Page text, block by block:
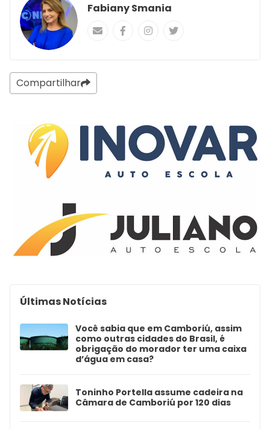
Fabiany Smania
Compartilhar
Últimas Notícias
Você sabia que em Camboriú, assim
como outras cidades do Brasil, é
obrigação do morador ter uma caixa
d’água em casa?
Toninho Portella assume cadeira na
Câmara de Camboriú por 120 dias